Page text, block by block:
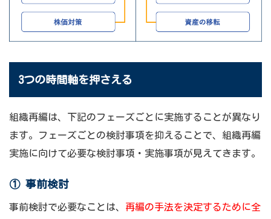
3つの時間軸を押さえる
組織再編は、下記のフェーズごとに実施することが異なり
ます。フェーズごとの検討事項を抑えることで、組織再編
実施に向けて必要な検討事項・実施事項が見えてきます。
① 事前検討
事前検討で必要なことは、 再編の手法を決定するために全